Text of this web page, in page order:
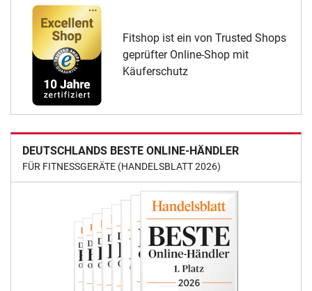
Fitshop ist ein von Trusted Shops
geprüfter Online-Shop mit
Käuferschutz
DEUTSCHLANDS BESTE ONLINE-HÄNDLER
FÜR FITNESSGERÄTE (HANDELSBLATT 2026)